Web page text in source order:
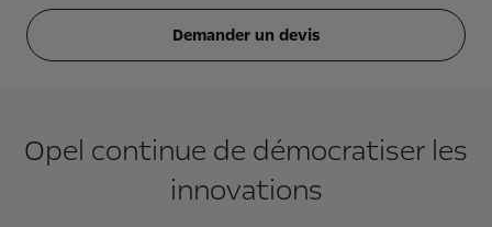
Demander un devis
Opel continue de démocratiser les
innovations